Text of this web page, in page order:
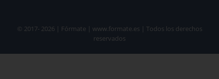
© 2017- 2026 | Fórmate | www.formate.es | Todos los derechos
reservados